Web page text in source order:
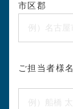
市区郡
ご担当者様名